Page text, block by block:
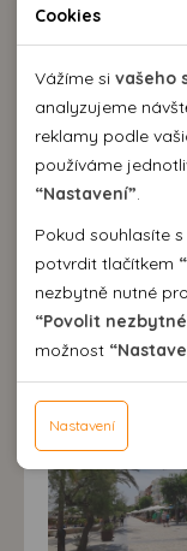
Cookies
Vážíme si vašeho
analyzujeme
reklamy podle
používáme
“Nastavení”
Pokud souhlasíte
potvrdit tlačítkem
nezbytně nutné
“Povolit
možnost
Nastavení
Nutné cookies
použitelná tak, že
stránky a přístup k
Webová stránka
cookies.
Analytické
Pomocí
našeho webu,
dosah. Takto
vazby na
souhlasu s
možnost analýzy
Personální
Personalizační
prohlížení webu
souhlasu může
neodpovídající
doporučení.
Reklamní
Reklamní
zobrazování
našem webu, tak
máme možnost
zájmech. Na